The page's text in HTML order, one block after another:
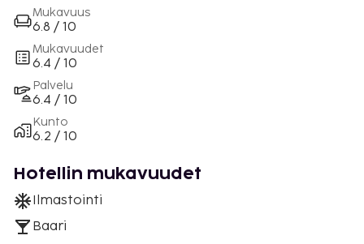
Mukavuus
6.8 / 10
Mukavuudet
6.4 / 10
Palvelu
6.4 / 10
Kunto
6.2 / 10
Hotellin mukavuudet
Ilmastointi
Baari